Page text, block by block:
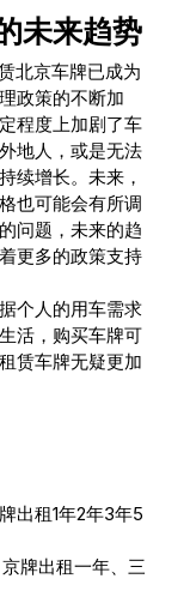
未来趋势
北京车牌已成为
政策的不断加
程度上加剧了车
地人，或是无法
续增长。未来，
也可能会有所调
问题，未来的趋
更多的政策支持
个人的用车需求
活，购买车牌可
赁车牌无疑更加
出租1年2年3年5
牌出租一年、三